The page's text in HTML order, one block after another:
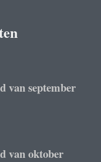
van september
van oktober